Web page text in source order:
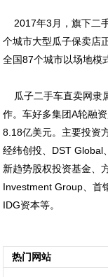
2017年3月，旗下二
个城市大型瓜子保卖店
全国87个城市以场地模
瓜子二手车直卖网隶
作。车好多集团A轮融
8.18亿美元。主要投资
经纬创投、DST Global
新趋势股权投资基金、
Investment Group、首
IDG资本等。
热门网站